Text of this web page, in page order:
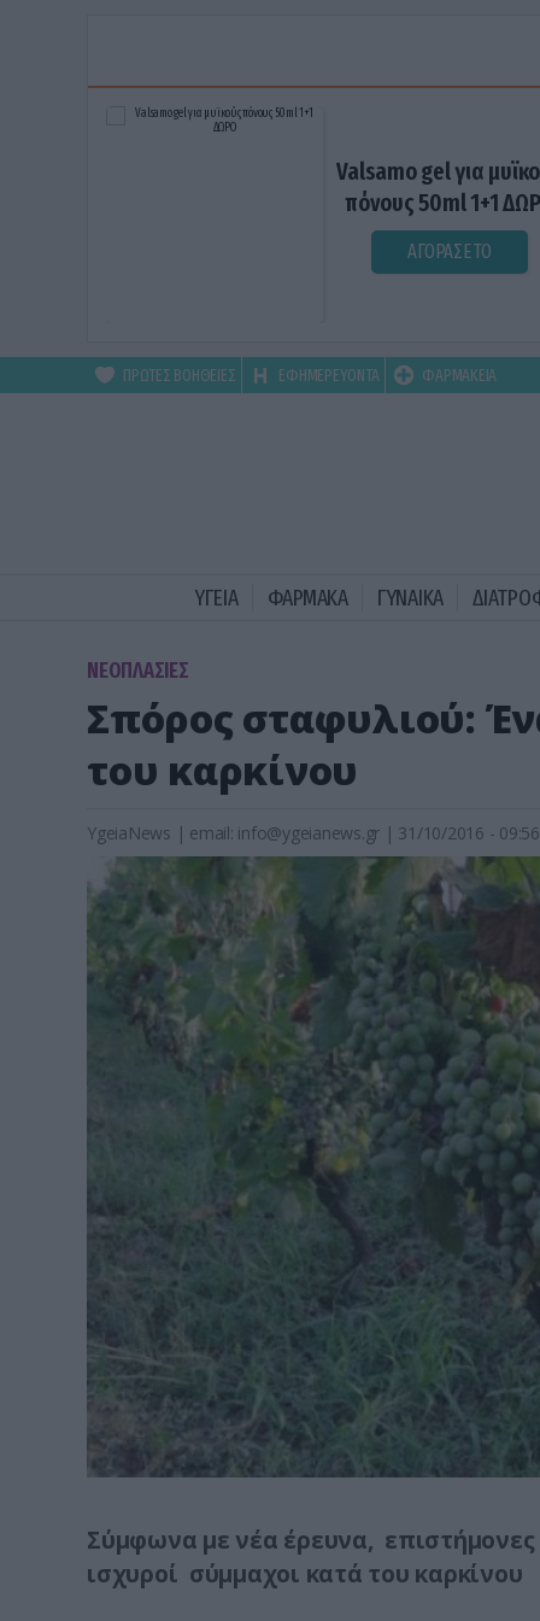
Valsamo gel για
πόνους 50ml 1+1
ΑΓΟΡΑΣΕ ΤΟ
ΠΡΩΤΕΣ ΒΟΗΘΕΙΕΣ ΕΦΗΜΕΡΕΥΟΝΤΑ ΦΑΡΜΑΚΕΙΑ
ΥΓΕΙΑ ΦΑΡΜΑΚΑ ΓΥΝΑΙΚΑ
ΝΕΟΠΛΑΣΙΕΣ
Σπόρος σταφυλιού:
του καρκίνου
YgeiaNews | email: info@ygeianews.gr | 31/10/2016 - 09:56
Σύμφωνα με νέα έρευνα,
ισχυροί σύμμαχοι κατά του καρκίνου